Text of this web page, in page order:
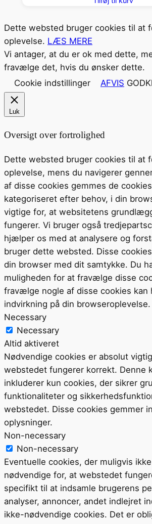
Dette websted bruger cookies til at
oplevelse. LÆS MERE
Vi antager, at du er ok med dette,
fravælge det, hvis du ønsker dette.
Cookie indstillinger
AFVIS
Luk
Oversigt over fortrolighed
Dette websted bruger cookies til at
oplevelse, mens du navigerer
af disse cookies gemmes de
kategoriseret efter behov, i din
vigtige for, at websitetens
fungerer. Vi bruger også
hjælper os med at analysere og
bruger dette websted. Disse
din browser med dit samtykke. Du
muligheden for at fravælge disse
fravælge nogle af disse cookies kan
indvirkning på din browseroplevelse.
Necessary
Necessary
Altid aktiveret
Nødvendige cookies er absolut
webstedet fungerer korrekt. Denne
inkluderer kun cookies, der sikrer
funktionaliteter og
webstedet. Disse cookies gemmer
oplysninger.
Non-necessary
Non-necessary
Eventuelle cookies, der muligvis
nødvendige for, at webstedet
specifikt til at indsamle brugerens
analyser, annoncer, andet indlejret
ikke-nødvendige cookies. Det er